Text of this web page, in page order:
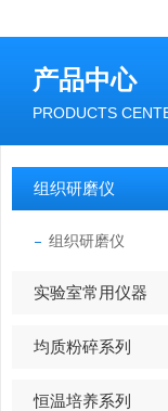
产品中心
PRODUCTS
组织研磨仪
组织研磨仪
实验室常用仪器
均质粉碎系列
恒温培养系列